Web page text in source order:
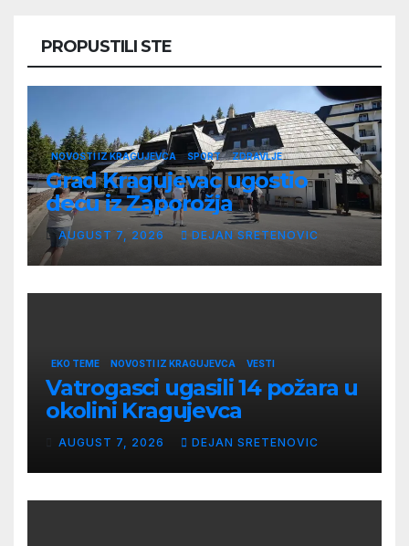
PROPUSTILI STE
NOVOSTI IZ KRAGUJEVCA SPORT ZDRAVLJE
Grad Kragujevac ugostio
decu iz Zaporožja
AUGUST 7, 2026 DEJAN SRETENOVIC
EKO TEME NOVOSTI IZ KRAGUJEVCA VESTI
Vatrogasci ugasili 14 požara u
okolini Kragujevca
AUGUST 7, 2026 DEJAN SRETENOVIC